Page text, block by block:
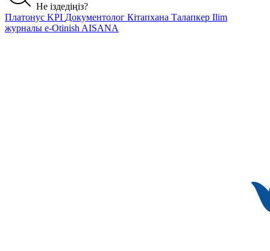
Не іздедіңіз?
Платонус KPI Документолог Кітапхана Талапкер Ilim
журналы e-Otinish AISANA